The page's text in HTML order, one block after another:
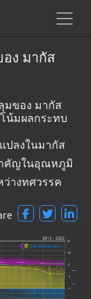
ง มากัส
มของ มากัส
น้มผลกระทบ
ปลงในมากัส
ำคัญในอุณหภูมิ
างทศวรรค